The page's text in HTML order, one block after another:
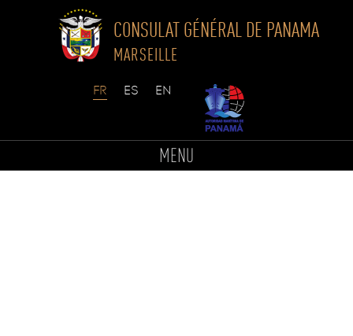
to
CONSULAT GÉNÉRAL DE PANAMA
MARSEILLE
MENU